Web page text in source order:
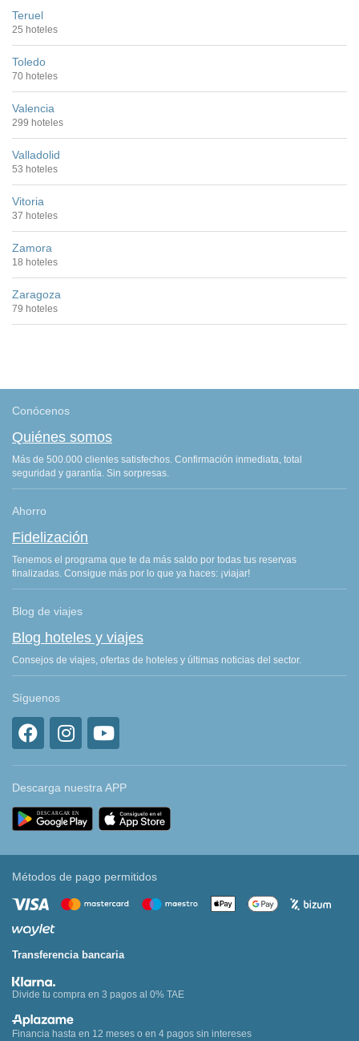
Teruel
25 hoteles
Toledo
70 hoteles
Valencia
299 hoteles
Valladolid
53 hoteles
Vitoria
37 hoteles
Zamora
18 hoteles
Zaragoza
79 hoteles
Conócenos
Quiénes somos
Más de 500.000 clientes satisfechos. Confirmación inmediata, total
seguridad y garantía. Sin sorpresas.
Ahorro
Fidelización
Tenemos el programa que te da más saldo por todas tus reservas
finalizadas. Consigue más por lo que ya haces: ¡viajar!
Blog de viajes
Blog hoteles y viajes
Consejos de viajes, ofertas de hoteles y últimas noticias del sector.
Síguenos
Descarga nuestra APP
Métodos de pago permitidos
Transferencia bancaria
Divide tu compra en 3 pagos al 0% TAE
Financia hasta en 12 meses o en 4 pagos sin intereses